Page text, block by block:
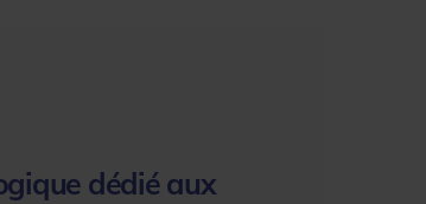
dédié aux